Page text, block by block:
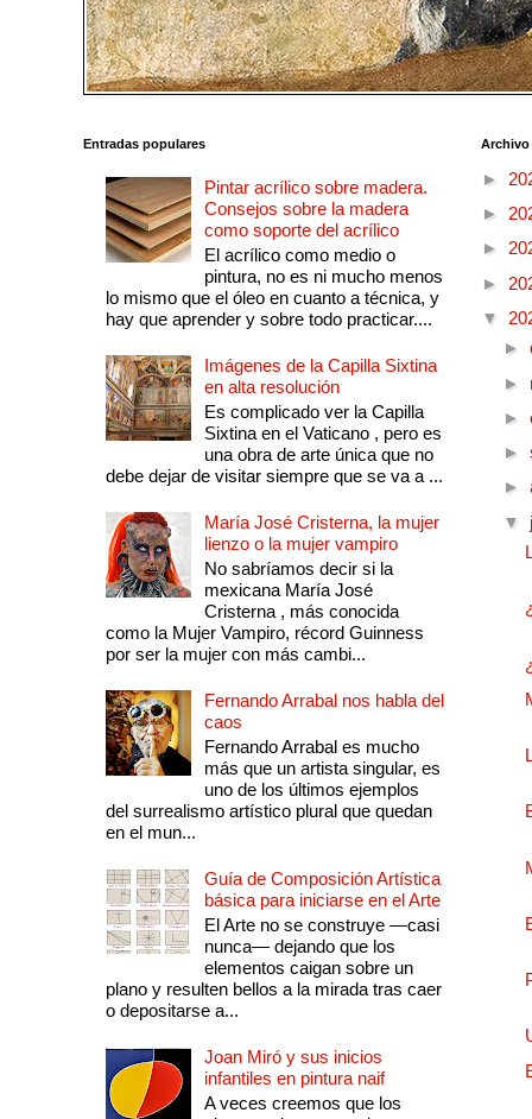
Entradas populares
Pintar acrílico sobre madera.
Consejos sobre la madera
como soporte del acrílico
El acrílico como medio o
pintura, no es ni mucho menos
lo mismo que el óleo en cuanto a técnica, y
hay que aprender y sobre todo practicar....
Imágenes de la Capilla Sixtina
en alta resolución
Es complicado ver la Capilla
Sixtina en el Vaticano , pero es
una obra de arte única que no
debe dejar de visitar siempre que se va a ...
María José Cristerna, la mujer
lienzo o la mujer vampiro
No sabríamos decir si la
mexicana María José
Cristerna , más conocida
como la Mujer Vampiro, récord Guinness
por ser la mujer con más cambi...
Fernando Arrabal nos habla del
caos
Fernando Arrabal es mucho
más que un artista singular, es
uno de los últimos ejemplos
del surrealismo artístico plural que quedan
en el mun...
Guía de Composición Artística
básica para iniciarse en el Arte
El Arte no se construye —casi
nunca— dejando que los
elementos caigan sobre un
plano y resulten bellos a la mirada tras caer
o depositarse a...
Joan Miró y sus inicios
infantiles en pintura naif
A veces creemos que los
►
►
►
►
▼
►
►
►
►
►
▼